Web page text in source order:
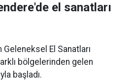
el sanatları
El Sanatları
bölgelerinden gelen
başladı.